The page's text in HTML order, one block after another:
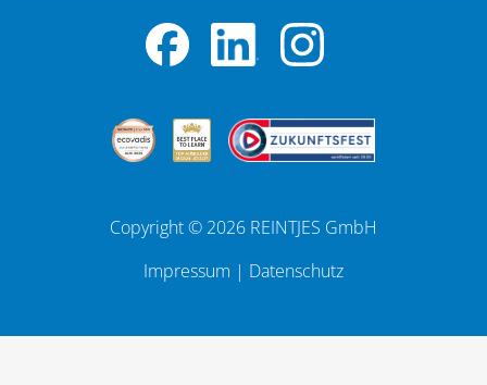
Copyright © 2026 REINTJES GmbH
Impressum | Datenschutz